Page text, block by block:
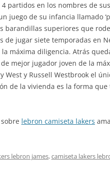
partidos en los nombres de
de su infancia llamado
barandillas superiores que
de jugar siete temporadas en
máxima diligencia. Atrás
mejor jugador joven de la
y Russell Westbrook el
de la vivienda es la forma
lebron camiseta lakers
lebron james,camiseta lakers